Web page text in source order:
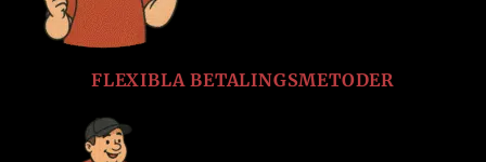
FLEXIBLA BETALINGSMETODER